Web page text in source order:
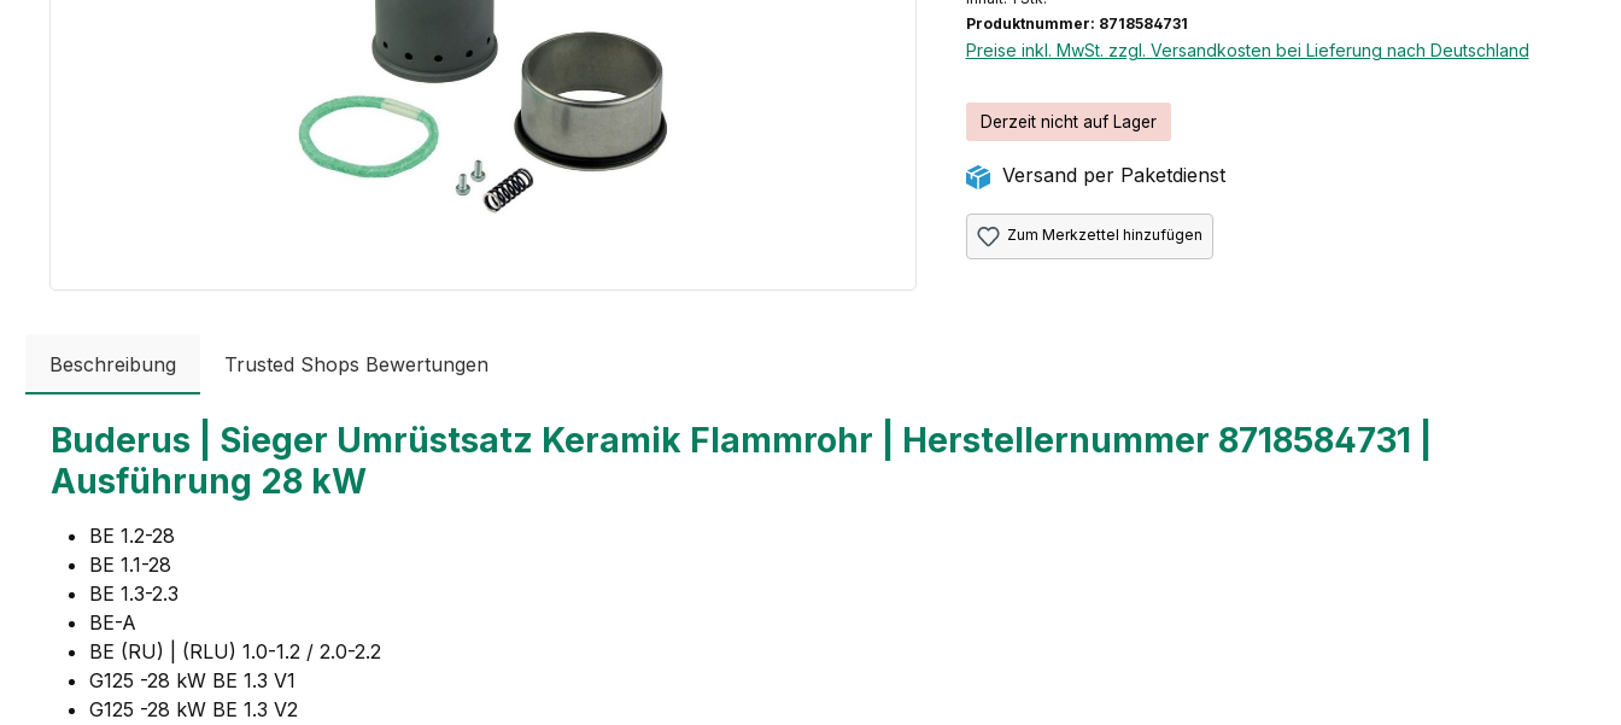
Produktnummer: 8718584731
Preise inkl. MwSt. zzgl. Versandkosten bei Lieferung nach Deutschland
Derzeit nicht auf Lager
Versand per Paketdienst
Zum Merkzettel hinzufügen
Beschreibung Trusted Shops Bewertungen
Buderus | Sieger Umrüstsatz Keramik Flammrohr | Herstellernummer 8718584731 |
Ausführung 28 kW
BE 1.2-28
BE 1.1-28
BE 1.3-2.3
BE-A
BE (RU) | (RLU) 1.0-1.2 / 2.0-2.2
G125 -28 kW BE 1.3 V1
G125 -28 kW BE 1.3 V2